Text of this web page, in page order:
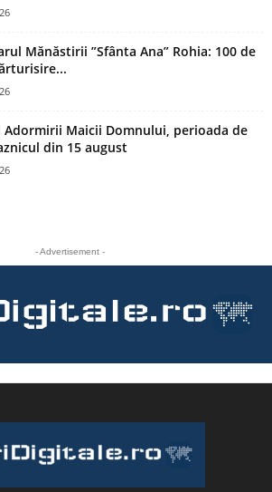
Mănăstirii ”Sfânta Ana” Rohia: 100 de
Adormirii Maicii Domnului, perioada de
din 15 august
- Advertisement -